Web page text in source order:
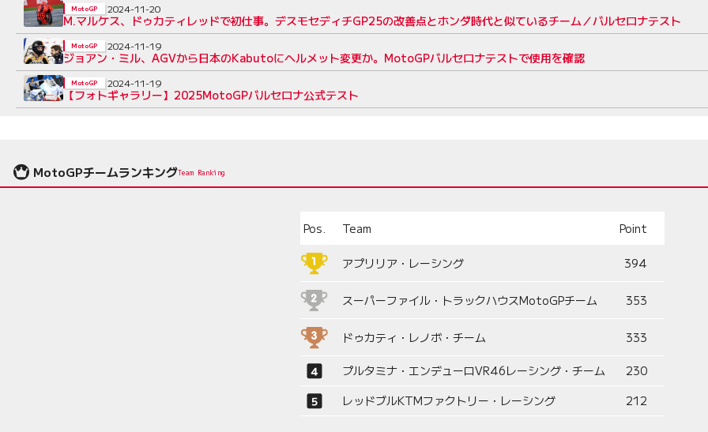
M.マルケス、ドゥカティレッドで初仕事。デスモセディチGP25の改善点とホンダ時代と似ているチーム／バルセロナテスト
MotoGP 2024-11-20
ジョアン・ミル、AGVから日本のKabutoにヘルメット変更か。MotoGPバルセロナテストで使用を確認
MotoGP 2024-11-19
【フォトギャラリー】2025MotoGPバルセロナ公式テスト
MotoGP 2024-11-19
MotoGPチームランキングTeam Ranking
Pos. Team Point
アプリリア・レーシング 394
スーパーファイル・トラックハウスMotoGPチーム 353
ドゥカティ・レノボ・チーム 333
プルタミナ・エンデューロVR46レーシング・チーム
230
レッドブルKTMファクトリー・レーシング
212